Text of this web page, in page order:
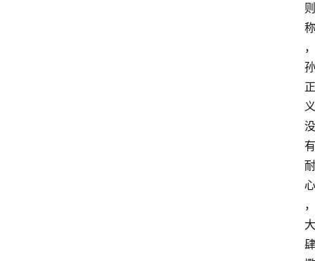
则
称
，
孙
正
义
没
有
耐
心
，
大
肆